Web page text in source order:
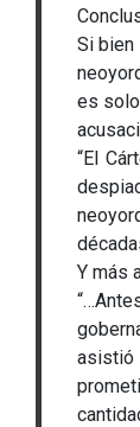
Si bien
es
“El
Y más
asistió